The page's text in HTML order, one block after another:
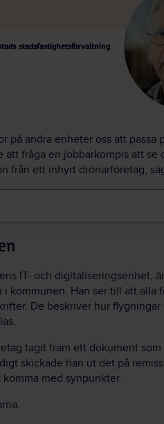
stadsfastighetsförvaltning
på andra enheter oss att passa
fråga en jobbarkompis att se
från ett inhyrt drönarföretag,
IT- och digitaliseringsenhet,
kommunen. Han ser till att alla
De beskriver hur flygningar
tagit fram ett dokument
skickade han ut det på
med synpunkter.